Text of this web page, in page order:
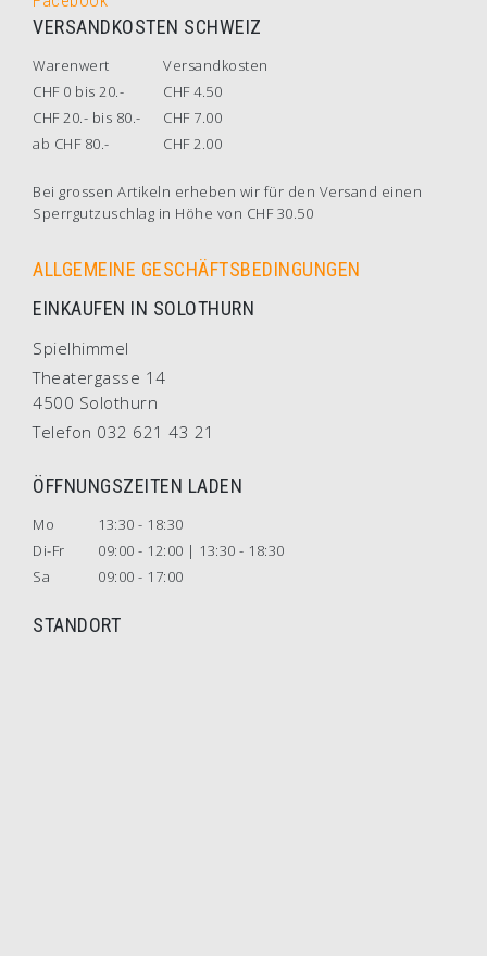
VERSANDKOSTEN SCHWEIZ
Warenwert
Versandkosten
CHF 0 bis 20.-
CHF 4.50
CHF 20.- bis 80.-
CHF 7.00
ab CHF 80.-
CHF 2.00
Bei grossen Artikeln erheben wir für den Versand einen
Sperrgutzuschlag in Höhe von CHF 30.50
ALLGEMEINE GESCHÄFTSBEDINGUNGEN
EINKAUFEN IN SOLOTHURN
Spielhimmel
Theatergasse 14
4500 Solothurn
Telefon 032 621 43 21
ÖFFNUNGSZEITEN LADEN
Mo
13:30 - 18:30
Di-Fr
09:00 - 12:00 | 13:30 - 18:30
Sa
09:00 - 17:00
STANDORT